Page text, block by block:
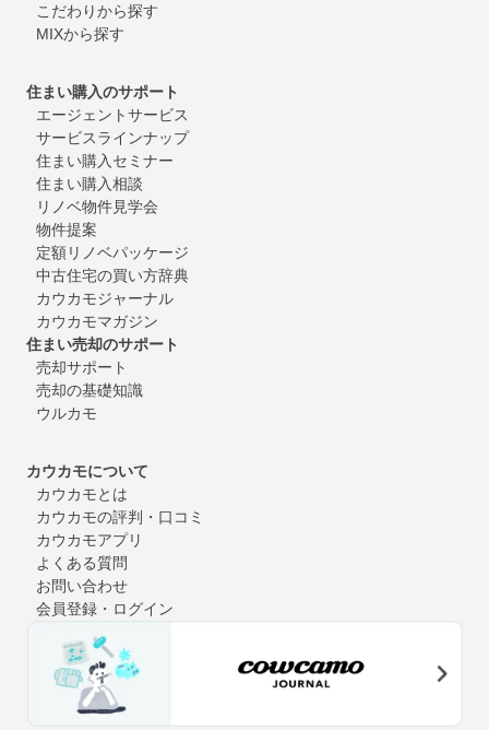
こだわりから探す
MIXから探す
住まい購入のサポート
エージェントサービス
サービスラインナップ
住まい購入セミナー
住まい購入相談
リノベ物件見学会
物件提案
定額リノベパッケージ
中古住宅の買い方辞典
カウカモジャーナル
カウカモマガジン
住まい売却のサポート
売却サポート
売却の基礎知識
ウルカモ
カウカモについて
カウカモとは
カウカモの評判・口コミ
カウカモアプリ
よくある質問
お問い合わせ
会員登録・ログイン